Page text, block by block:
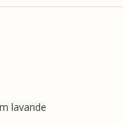
lavande